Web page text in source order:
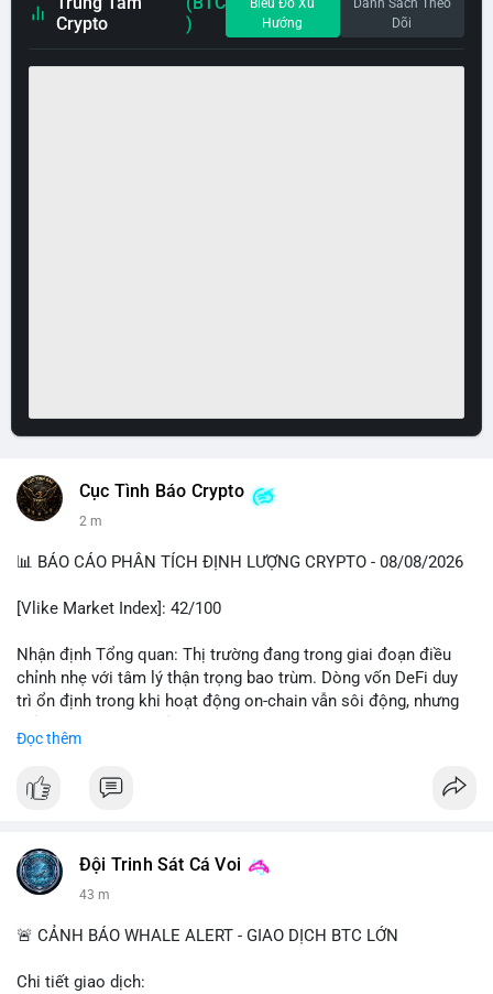
Crypto
)
Biểu Đồ Xu
Hướng
Danh Sách Theo
Dõi
Cục Tình Báo Crypto
2 m
📊 BÁO CÁO PHÂN TÍCH ĐỊNH LƯỢNG CRYPTO - 08/08/2026
[Vlike Market Index]: 42/100
Nhận định Tổng quan: Thị trường đang trong giai đoạn điều
chỉnh nhẹ với tâm lý thận trọng bao trùm. Dòng vốn DeFi duy
trì ổn định trong khi hoạt động on-chain vẫn sôi động, nhưng
ngại về khả năng giảm sâu hơn.
Phân tích Dòng tiền DeFi (DefiLlama): Tổng TVL DeFi đạt
tỷ USD TVL, bỏ xa các chain còn lại như Tron (4,84 tỷ), BSC
(4,78 tỷ), Solana (4,73 tỷ) và Base (4,67 tỷ). Đáng chú ý, tổng
183,19 tỷ và USDC đạt 72,27 tỷ. Sự ổn định của stablecoin cho
cũng chưa có lực mua mới đáng kể.
Đọc thêm
Đội Trinh Sát Cá Voi
43 m
🚨 CẢNH BÁO WHALE ALERT - GIAO DỊCH BTC LỚN
Chi tiết giao dịch: